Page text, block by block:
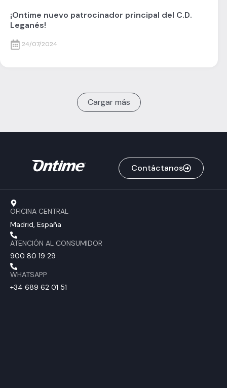
¡Ontime nuevo patrocinador principal del C.D.
Leganés!
24/07/2024
Cargar más
Contáctanos
OFICINA CENTRAL
Madrid, España
ATENCIÓN AL CONSUMIDOR
900 80 19 29
WHATSAPP
+34 689 62 01 51